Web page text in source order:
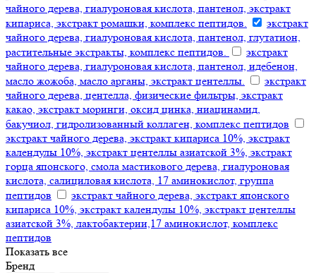
чайного дерева, гиалуроновая кислота, пантенол, экстракт
кипариса, экстракт ромашки, комплекс пептидов.
экстракт
чайного дерева, гиалуроновая кислота, пантенол, глутатион,
растительные экстракты, комплекс пептидов.
экстракт
чайного дерева, гиалуроновая кислота, пантенол, идебенон,
масло жожоба, масло арганы, экстракт центеллы.
экстракт
чайного дерева, центелла, физические фильтры, экстракт
какао, экстракт моринги, оксид цинка, ниацинамид,
бакучиол, гидролизованный коллаген, комплекс пептидов
экстракт чайного дерева, экстракт кипариса 10%, экстракт
календулы 10%, экстракт центеллы азиатской 3%, экстракт
горца японского, смола мастикового дерева, гиалуроновая
кислота, салициловая кислота, 17 аминокислот, группа
пептидов
экстракт чайного дерева, экстракт японского
кипариса 10%, экстракт календулы 10%, экстракт центеллы
азиатской 3%, лактобактерии,17 аминокислот, комплекс
пептидов
Показать все
Бренд